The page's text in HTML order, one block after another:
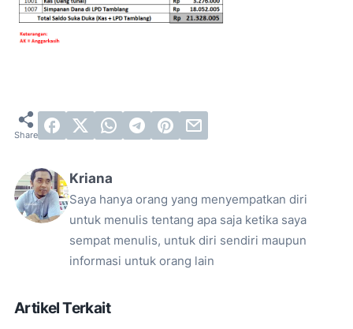
Kriana
Saya hanya orang yang menyempatkan diri
untuk menulis tentang apa saja ketika saya
sempat menulis, untuk diri sendiri maupun
informasi untuk orang lain
Artikel Terkait